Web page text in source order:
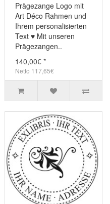
Prägezange Logo mit
Art Déco Rahmen und
Ihrem personalisierten
Text ♥ Mit unseren
Prägezangen..
140,00€ *
Netto 117,65€